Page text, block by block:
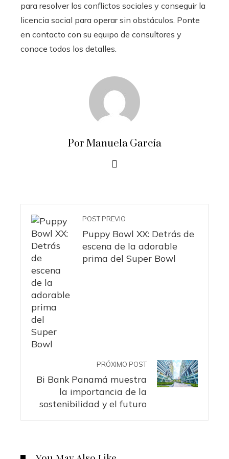
para resolver los conflictos sociales y conseguir la
licencia social para operar sin obstáculos. Ponte
en contacto con su equipo de consultores y
conoce todos los detalles.
Por Manuela García
POST PREVIO
Puppy Bowl XX: Detrás de
escena de la adorable
prima del Super Bowl
PRÓXIMO POST
Bi Bank Panamá muestra
la importancia de la
sostenibilidad y el futuro